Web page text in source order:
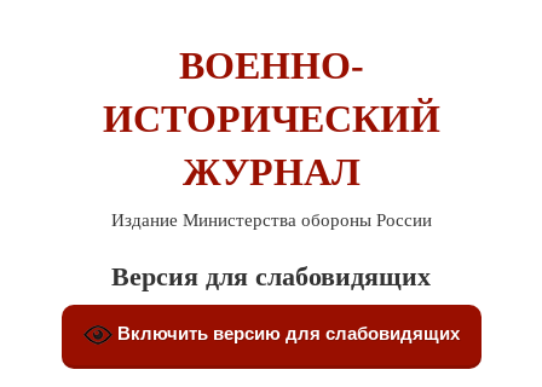
ВОЕННО-
ИСТОРИЧЕСКИЙ
ЖУРНАЛ
Издание Министерства обороны России
Версия для слабовидящих
Включить версию для слабовидящих